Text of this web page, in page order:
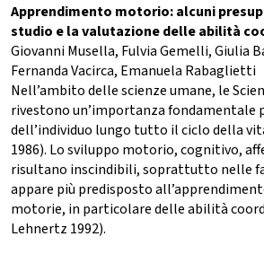
Apprendimento motorio: alcuni
studio e la valutazione delle abilità
Giovanni Musella, Fulvia Gemelli, Giulia
Fernanda Vacirca, Emanuela Rabaglietti
Nell’ambito delle scienze umane, le
rivestono un’importanza fondamentale
dell’individuo lungo tutto il ciclo della
1986). Lo sviluppo motorio, cognitivo,
risultano inscindibili, soprattutto nelle
appare più predisposto
motorie, in particolare delle abilità
Lehnertz 1992).